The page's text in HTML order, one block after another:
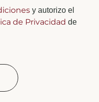
y autorizo el
de Privacidad de